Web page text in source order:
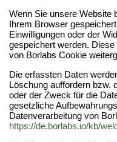
Wenn Sie unsere Website
Ihrem Browser
Einwilligungen oder der
gespeichert werden.
von Borlabs Cookie
Die erfassten Daten
Löschung auffordern bzw.
oder der Zweck für die
gesetzliche
Datenverarbeitung von
https://de.borlabs.io/kb/